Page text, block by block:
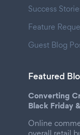
Success
Feature
Guest Blog
Featured
Converting
Black Friday
Online